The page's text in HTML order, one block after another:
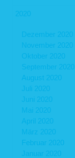
2020
Dezember 2020
November 2020
Oktober 2020
September 2020
August 2020
Juli 2020
Juni 2020
Mai 2020
April 2020
März 2020
Februar 2020
Januar 2020